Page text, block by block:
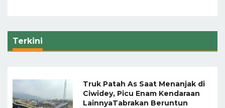
Terkini
Truk Patah As Saat Menanjak di
Ciwidey, Picu Enam Kendaraan
LainnyaTabrakan Beruntun